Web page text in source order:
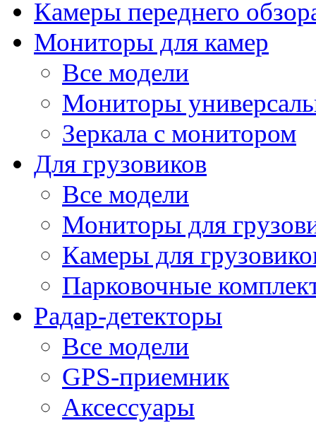
Камеры переднего
Мониторы для камер
Все модели
Мониторы
Зеркала с монитором
Для грузовиков
Все модели
Мониторы для
Камеры для
Парковочные
Радар-детекторы
Все модели
GPS-приемник
Аксессуары